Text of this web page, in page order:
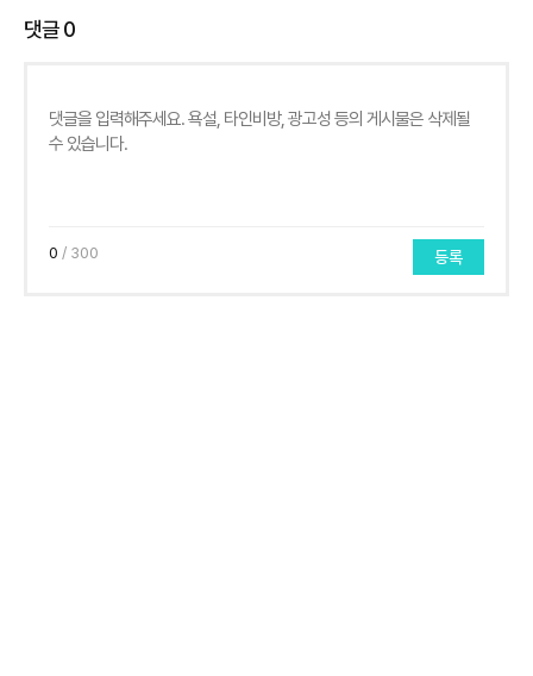
댓글0
0 / 300 등록